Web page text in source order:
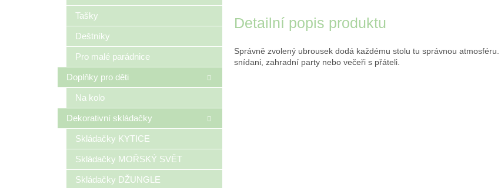
Tašky
Deštníky
Pro malé parádnice
Doplňky pro děti
Na kolo
Dekorativní skládačky
Skládačky KYTICE
Skládačky MOŘSKÝ SVĚT
Skládačky DŽUNGLE
Detailní popis produktu
Správně zvolený ubrousek dodá každému stolu tu správnou
snídani, zahradní party nebo večeři s přáteli.